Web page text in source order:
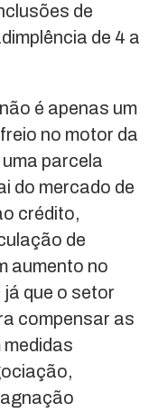
de
de 4 a
é apenas um
no motor da
parcela
do mercado de
crédito,
de
aumento no
que o setor
compensar as